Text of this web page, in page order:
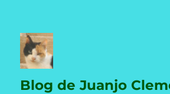
Blog de Juanjo